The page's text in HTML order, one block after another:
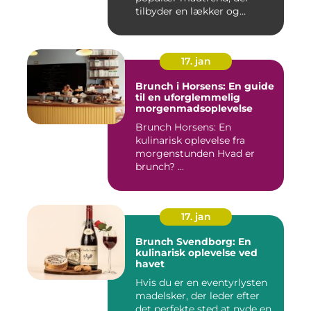
tilbyder en lækker og
17. jan
Brunch i Horsens: En guide
til en uforglemmelig
morgenmadsoplevelse
Brunch Horsens: En
kulinarisk oplevelse fra
morgenstunden Hvad er
brunch? ...
17. jan
Brunch Svendborg: En
kulinarisk oplevelse ved
havet
Hvis du er en eventyrlysten
madelsker, der leder efter